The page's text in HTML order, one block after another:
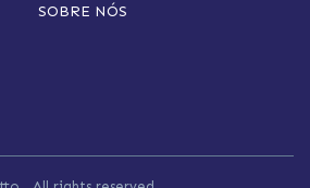
SOBRE NÓS